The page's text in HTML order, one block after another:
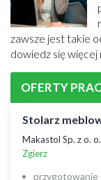
zawsze jest takie
dowiedz się
OFERTY
Stolarz
Makastol Sp. z o. o.
Zgierz
przygotowanie